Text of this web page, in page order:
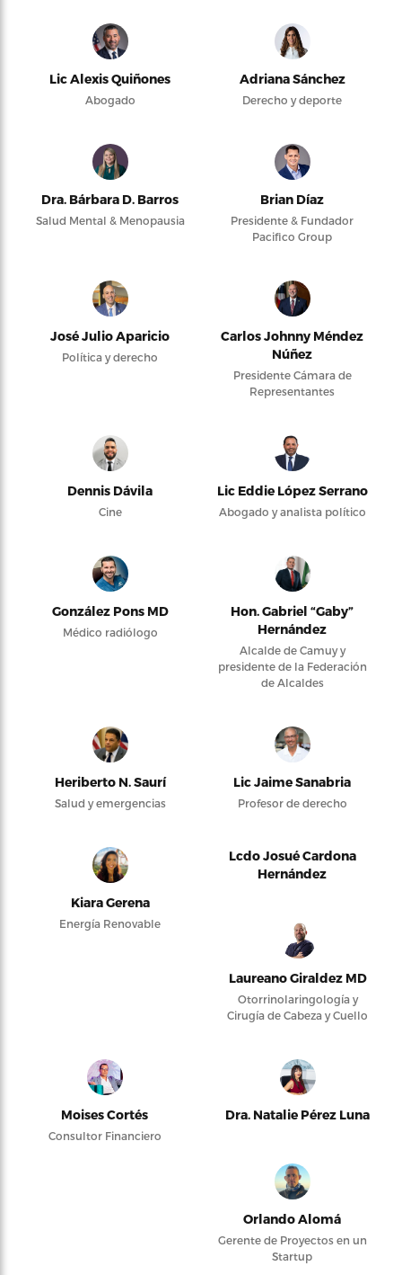
Lic Alexis Quiñones
Abogado
Adriana Sánchez
Derecho y deporte
Dra. Bárbara D. Barros
Salud Mental & Menopausia
Brian Díaz
Presidente & Fundador
Pacifico Group
José Julio Aparicio
Política y derecho
Carlos Johnny Méndez
Núñez
Presidente Cámara de
Representantes
Dennis Dávila
Cine
Lic Eddie López Serrano
Abogado y analista político
González Pons MD
Médico radiólogo
Hon. Gabriel “Gaby”
Hernández
Alcalde de Camuy y
presidente de la Federación
de Alcaldes
Heriberto N. Saurí
Salud y emergencias
Lic Jaime Sanabria
Profesor de derecho
Kiara Gerena
Energía Renovable
Lcdo Josué Cardona
Hernández
Laureano Giraldez MD
Otorrinolaringología y
Cirugía de Cabeza y Cuello
Moises Cortés
Consultor Financiero
Dra. Natalie Pérez Luna
Orlando Alomá
Gerente de Proyectos en un
Startup